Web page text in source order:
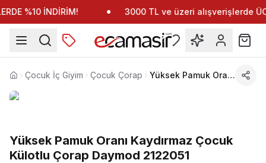
%10 İNDİRİM! 3000 TL ve üzeri alışverişlerde
Anasayfa
Çocuk İç Giyim Çocuk Çorap Yüksek Pamuk Oranı Kaydırmaz Çocuk Külotlu Çorap Daymod 2122051
Yüksek Pamuk Oranı Kaydırmaz Çocuk
Külotlu Çorap Daymod 2122051